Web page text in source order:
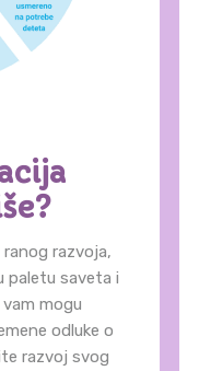
razvoja,
paletu saveta i
mogu
odluke o
razvoj svog